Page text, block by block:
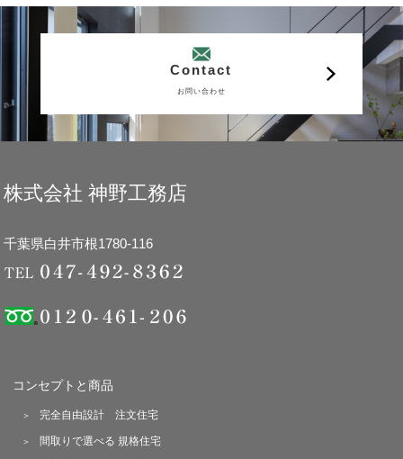
Contact
お問い合わせ
株式会社 神野工務店
千葉県白井市根1780-116
コンセプトと商品
完全自由設計 注文住宅
間取りで選べる 規格住宅